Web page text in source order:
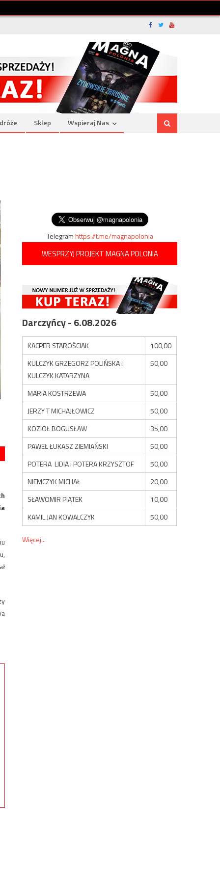
Sklep Wspieraj Nas
Telegramhttps://t.me/magnapolonia
WESPRZYJ PROJEKT MAGNA POLONIA
Darczyńcy - 6.08.2026
KACPER STAROŚCIAK
100,00
KULCZYK GRZEGORZ POLIŃSKA i
KULCZYK KATARZYNA
50,00
MARIA KOSTRZEWA
50,00
JERZY T MICHAJŁOWICZ
50,00
KOZIOŁ BOGUSŁAW
35,00
PAWEŁ ŁUKASZ ZIEMIAŃSKI
50,00
POTERA LIDIA i POTERA KRZYSZTOF
50,00
NIEMCZYK MICHAŁ
20,00
SŁAWOMIR PIĄTEK
10,00
KAMIL JAN KOWALCZYK
50,00
Więcej...